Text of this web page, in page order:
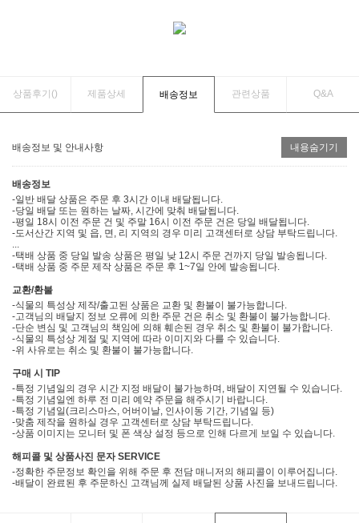
상품후기() 제품상세 배송정보 관련상품 Q&A
배송정보 및 안내사항 내용숨기기
배송정보
-일반 배달 상품은 주문 후 3시간 이내 배달됩니다.
-당일 배달 또는 원하는 날짜, 시간에 맞춰 배달됩니다.
-평일 18시 이전 주문 건 및 주말 16시 이전 주문 건은 당일 배달됩니다.
-도서산간 지역 및 읍, 면, 리 지역의 경우 미리 고객센터로 상담 부탁드립니다.
-택배 상품 중 당일 발송 상품은 평일 낮 12시 주문 건까지 당일 발송됩니다.
-택배 상품 중 주문 제작 상품은 주문 후 1~7일 안에 발송됩니다.
교환/환불
-식물의 특성상 제작/출고된 상품은 교환 및 환불이 불가능합니다.
-고객님의 배달지 정보 오류에 의한 주문 건은 취소 및 환불이 불가능합니다.
-단순 변심 및 고객님의 책임에 의해 훼손된 경우 취소 및 환불이 불가합니다.
-식물의 특성상 계절 및 지역에 따라 이미지와 다를 수 있습니다.
-위 사유로는 취소 및 환불이 불가능합니다.
구매 시 TIP
-특정 기념일의 경우 시간 지정 배달이 불가능하며, 배달이 지연될 수 있습니다.
-특정 기념일엔 하루 전 미리 예약 주문을 해주시기 바랍니다.
-특정 기념일(크리스마스, 어버이날, 인사이동 기간, 기념일 등)
-맞춤 제작을 원하실 경우 고객센터로 상담 부탁드립니다.
-상품 이미지는 모니터 및 폰 색상 설정 등으로 인해 다르게 보일 수 있습니다.
해피콜 및 상품사진 문자 SERVICE
-정확한 주문정보 확인을 위해 주문 후 전담 매니저의 해피콜이 이루어집니다.
-배달이 완료된 후 주문하신 고객님께 실제 배달된 상품 사진을 보내드립니다.